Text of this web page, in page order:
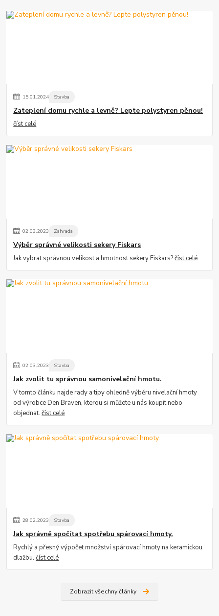
15.01.2024 Stavba
Zateplení domu rychle a levně? Lepte polystyren pěnou!
číst celé
02.03.2023 Zahrada
Výběr správné velikosti sekery Fiskars
Jak vybrat správnou velikost a hmotnost sekery Fiskars?číst celé
02.03.2023 Stavba
Jak zvolit tu správnou samonivelační hmotu.
V tomto článku najde rady a tipy ohledně výběru nivelační hmoty
od výrobce Den Braven, kterou si můžete u nás koupit nebo
objednat.číst celé
28.02.2023 Stavba
Jak správně spočítat spotřebu spárovací hmoty.
Rychlý a přesný výpočet množství spárovací hmoty na keramickou
dlažbu.číst celé
Zobrazit všechny články